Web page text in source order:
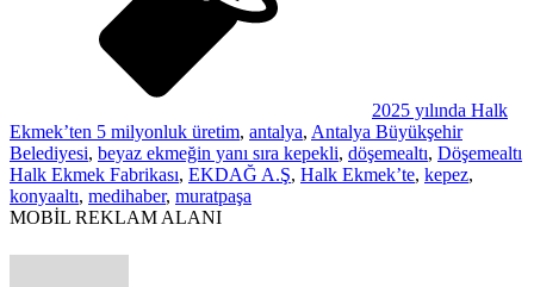
2025 yılında Halk
Ekmek’ten 5 milyonluk üretim, antalya, Antalya Büyükşehir
Belediyesi, beyaz ekmeğin yanı sıra kepekli, döşemealtı, Döşemealtı
Halk Ekmek Fabrikası, EKDAĞ A.Ş, Halk Ekmek’te, kepez,
konyaaltı, medihaber, muratpaşa
MOBİL REKLAM ALANI